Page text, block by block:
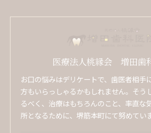
医療法人桃縁会 増田歯
お口の悩みはデリケートで、歯医者相手
方もいらっしゃるかもしれません。そう
るべく、治療はもちろんのこと、率直な
所となるために、堺筋本町にて努めていま